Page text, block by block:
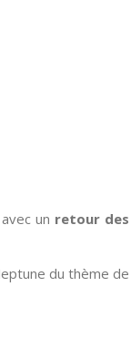
un retour des
du thème de